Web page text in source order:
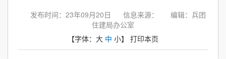
发布时间：23年09月20日 信息来源：
编辑：兵团
住建局办公室
【字体： 大 中 小】 打印本页